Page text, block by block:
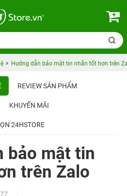
Hướng dẫn bảo mật tin nhắn tốt hơn trên
REVIEW SẢN PHẨM
KHUYẾN MÃI
24HSTORE
bảo mật tin
trên Zalo